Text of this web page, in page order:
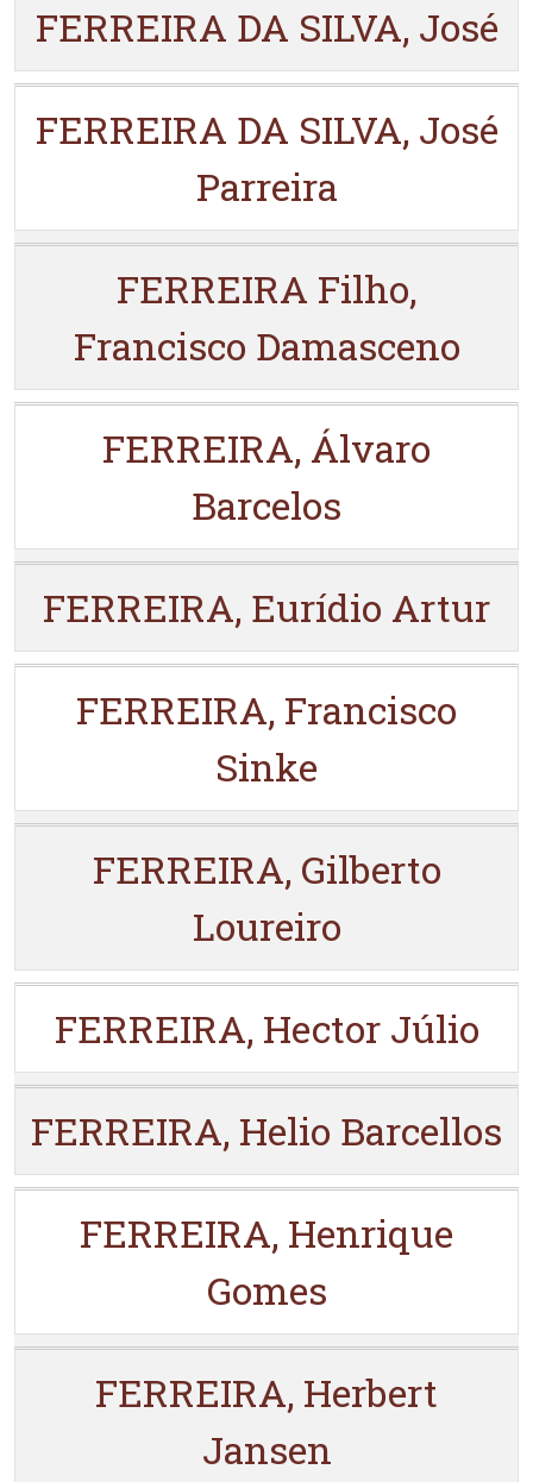
FERREIRA DA SILVA, José
FERREIRA DA SILVA, José
Parreira
FERREIRA Filho,
Francisco Damasceno
FERREIRA, Álvaro
Barcelos
FERREIRA, Eurídio Artur
FERREIRA, Francisco
Sinke
FERREIRA, Gilberto
Loureiro
FERREIRA, Hector Júlio
FERREIRA, Helio Barcellos
FERREIRA, Henrique
Gomes
FERREIRA, Herbert
Jansen